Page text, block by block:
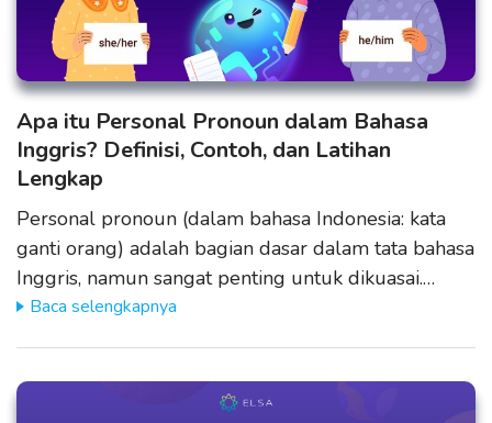
Apa itu Personal Pronoun dalam Bahasa
Inggris? Definisi, Contoh, dan Latihan
Lengkap
Personal pronoun (dalam bahasa Indonesia: kata
ganti orang) adalah bagian dasar dalam tata bahasa
Inggris, namun sangat penting untuk dikuasai.…
Baca selengkapnya